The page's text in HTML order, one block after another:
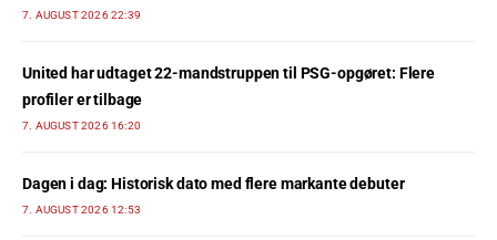
7. AUGUST 2026 22:39
United har udtaget 22-mandstruppen til PSG-opgøret: Flere
profiler er tilbage
7. AUGUST 2026 16:20
Dagen i dag: Historisk dato med flere markante debuter
7. AUGUST 2026 12:53